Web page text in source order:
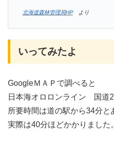
北海道森林管理局HPより
いってみたよ
GoogleＭＡＰで調べると
日本海オロロンライン 国道
所要時間は道の駅から34分と
実際は40分ほどかかりました。